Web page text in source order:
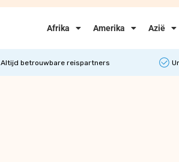
Afrika Amerika Azië
Altijd betrouwbare reispartners